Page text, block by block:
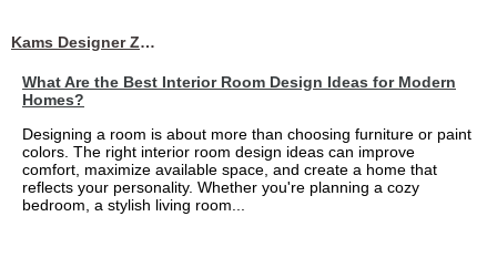
Kams Designer Zone
What Are the Best Interior Room Design Ideas for Modern
Homes?
Designing a room is about more than choosing furniture or paint
colors. The right interior room design ideas can improve
comfort, maximize available space, and create a home that
reflects your personality. Whether you're planning a cozy
bedroom, a stylish living room...